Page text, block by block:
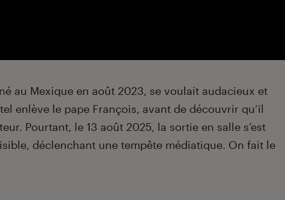
au Mexique en août 2023, se voulait audacieux et
enlève le pape François, avant de découvrir qu’il
Pourtant, le 13 août 2025, la sortie en salle s’est
déclenchant une tempête médiatique. On fait le